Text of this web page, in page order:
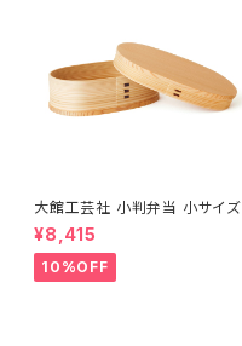
大館工芸社 小判弁当 小サイズ
¥8,415
10%OFF